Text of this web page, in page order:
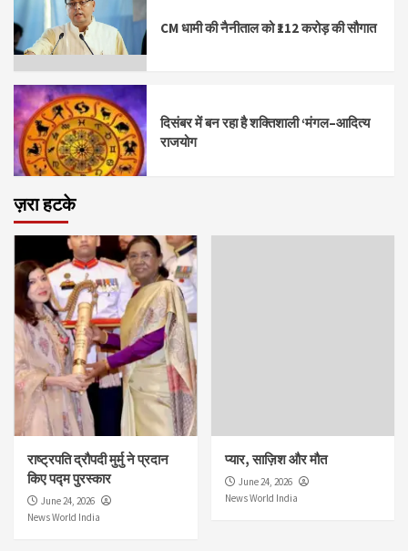
CM धामी की नैनीताल को ₹112 करोड़ की सौगात
दिसंबर में बन रहा है शक्तिशाली ‘मंगल–आदित्य
राजयोग
ज़रा हटके
राष्ट्रपति द्रौपदी मुर्मु ने प्रदान
किए पद्म पुरस्कार
June 24, 2026
News World India
प्यार, साज़िश और मौत
June 24, 2026
News World India